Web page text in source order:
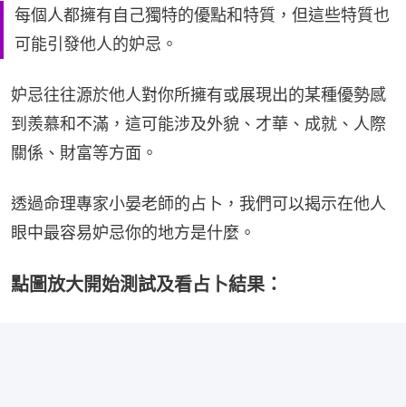
每個人都擁有自己獨特的優點和特質，但這些特質也
可能引發他人的妒忌。
妒忌往往源於他人對你所擁有或展現出的某種優勢感
到羨慕和不滿，這可能涉及外貌、才華、成就、人際
關係、財富等方面。
透過命理專家小晏老師的占卜，我們可以揭示在他人
眼中最容易妒忌你的地方是什麼。
點圖放大開始測試及看占卜結果：